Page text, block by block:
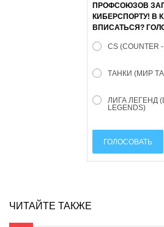
ПРОФСОЮЗОВ
КИБЕРСПОРТУ! В
ВПИСАТЬСЯ?
CS (COUNTER
ТАНКИ (МИР
ЛИГА ЛЕГЕНД
LEGENDS)
ГОЛОСОВАТЬ
ЧИТАЙТЕ ТАКЖЕ